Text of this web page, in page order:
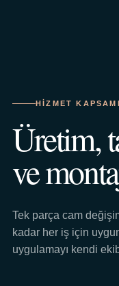
HIZMET KAPSAMI
Üretim,
ve
Tek parça cam
kadar her iş için
uygulamayı kendi